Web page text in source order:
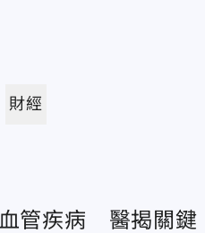
財經
管疾病 醫揭關鍵